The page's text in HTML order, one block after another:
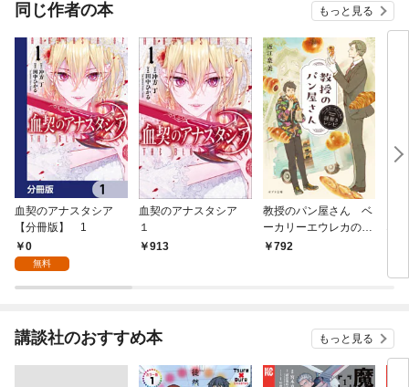
同じ作者の本 もっと見る
血契のアナスタシア
【分冊版】 1
0
無料
血契のアナスタシア
１
913
教授のパン屋さん ベ
ーカリーエウレカの謎
解きレシピ
792
講談社のおすすめ本 もっと見る